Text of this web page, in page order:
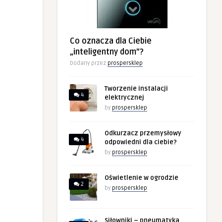
Co oznacza dla Ciebie
„inteligentny dom”?
Dodany przez prospersklep
4
Tworzenie instalacji
elektrycznej
by prospersklep
4
Odkurzacz przemysłowy
odpowiedni dla ciebie?
by prospersklep
2
Oświetlenie w ogrodzie
by prospersklep